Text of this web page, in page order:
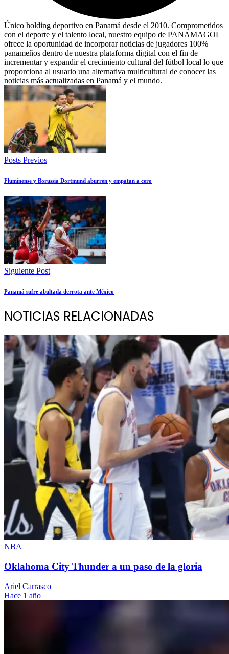
Único holding deportivo en Panamá desde el 2010. Comprometidos
con el deporte y el talento local, nuestro equipo de PANAMAGOL
ofrece la oportunidad de incorporar noticias de jugadores 100%
panameños dentro de nuestra plataforma digital con el fin de
incrementar y expandir el crecimiento cultural del fútbol local lo que
proporciona al usuario una alternativa multicultural de conocer las
noticias más actualizadas en Panamá y el mundo.
Posts Previos
Fluminense y Borussia Dortmund aburren y empatan a cero
Siguiente Post
Panamá sufre abultada derrota ante México
NOTICIAS RELACIONADAS
NBA
Oklahoma City Thunder a un paso de la gloria
Ariel Carrasco
Hace 1 año